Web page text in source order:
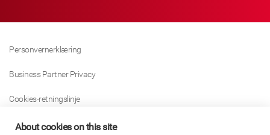
Personvernerklæring
Business Partner Privacy
Cookies-retningslinje
Modern Slavery Act Policy
About cookies on this site